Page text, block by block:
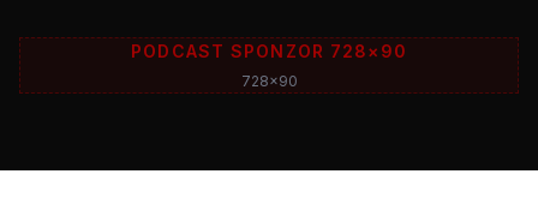
PODCAST SPONZOR 728×90
728x90